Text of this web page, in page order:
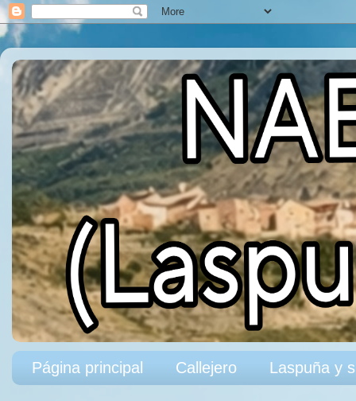
Página principal Callejero Laspuña y